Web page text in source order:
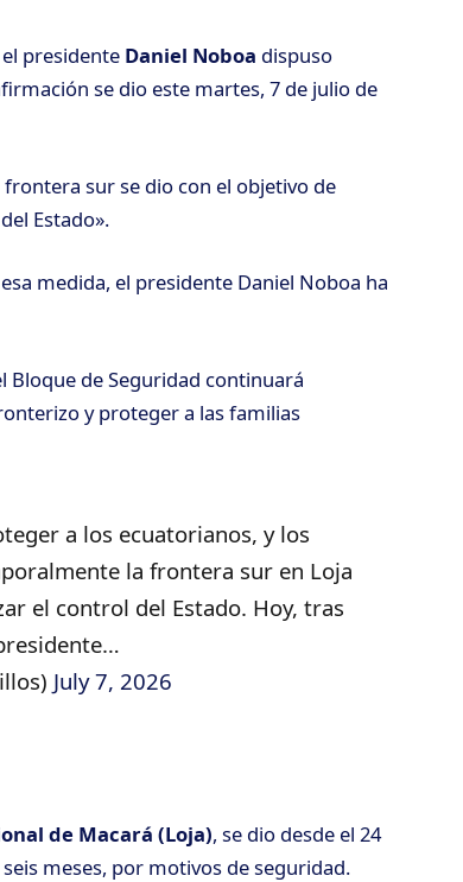
presidente Daniel Noboa dispuso
se dio este martes, 7 de julio de
sur se dio con el objetivo de
Estado».
medida, el presidente Daniel Noboa ha
Bloque de Seguridad continuará
y proteger a las familias
a los ecuatorianos, y los
la frontera sur en Loja
el control del Estado. Hoy, tras
July 7, 2026
de Macará (Loja), se dio desde el 24
meses, por motivos de seguridad.